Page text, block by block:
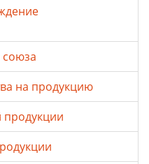
на продукцию